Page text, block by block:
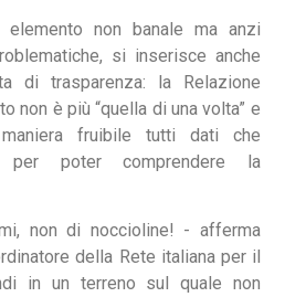
non banale ma anzi
si inserisce anche
di trasparenza: la Relazione
non è più “quella di una volta” e
fruibile tutti dati che
per poter comprendere la
non di noccioline! - afferma
della Rete italiana per il
in un terreno sul quale non